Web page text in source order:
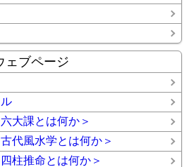
ェブページ
大課とは何か＞
代風水学とは何か＞
柱推命とは何か＞